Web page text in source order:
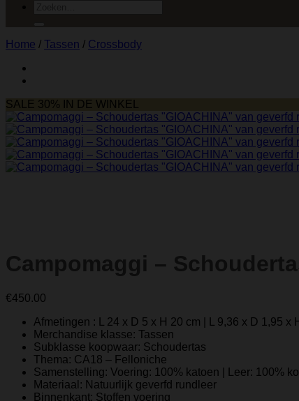
Home / Tassen / Crossbody
SALE 30% IN DE WINKEL
Campomaggi –
€450.00
Afmetingen :
L 24 x D 5 x H 20 cm | L 9,36 x D 1,95 x
Merchandise klasse: Tassen
Subklasse koopwaar: Schoudertas
Thema: CA18 – Felloniche
Samenstelling: Voering: 100% katoen | Leer: 100%
Materiaal: Natuurlijk geverfd rundleer
Binnenkant: Stoffen voering